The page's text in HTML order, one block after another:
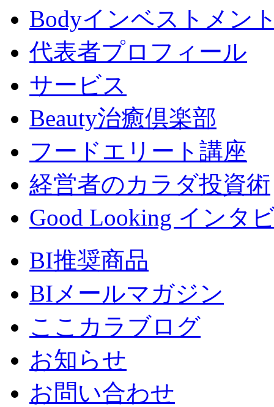
Bodyインベストメン
代表者プロフィール
サービス
Beauty治癒倶楽部
フードエリート講座
経営者のカラダ投資術
Good Looking インタ
BI推奨商品
BIメールマガジン
ここカラブログ
お知らせ
お問い合わせ